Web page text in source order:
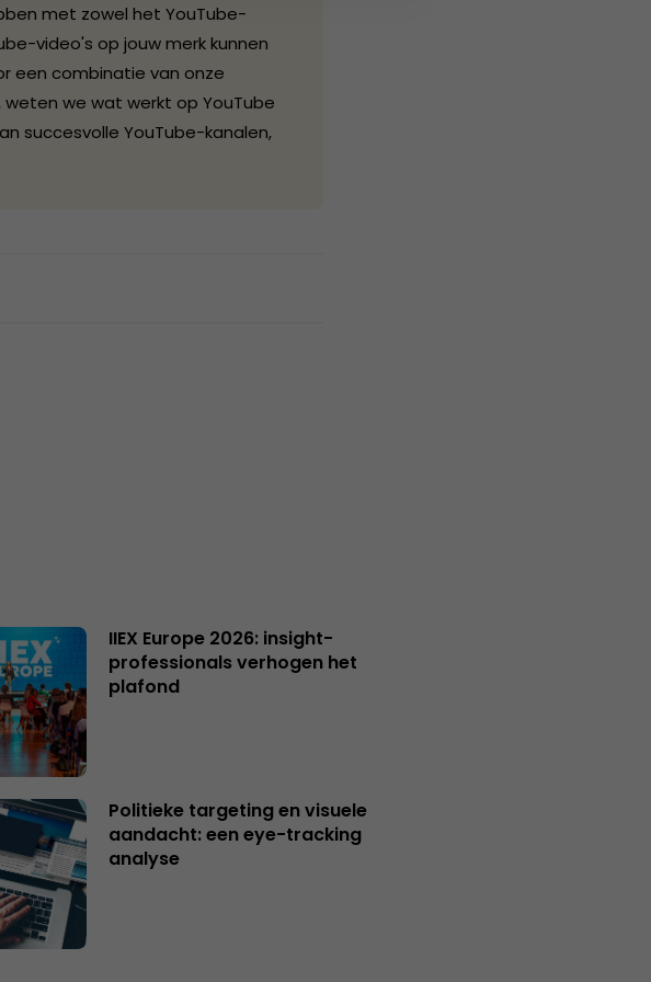
met zowel het YouTube-
video's op jouw merk kunnen
een combinatie van onze
we wat werkt op YouTube
succesvolle YouTube-kanalen,
IIEX Europe 2026: insight-
professionals verhogen het
plafond
Politieke targeting en visuele
aandacht: een eye-tracking
analyse